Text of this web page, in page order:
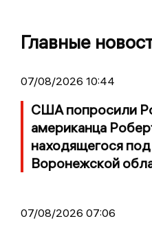
Главные
07/08/2026 10:44
США попросили
американца
находящегося
Воронежской
07/08/2026 07:06